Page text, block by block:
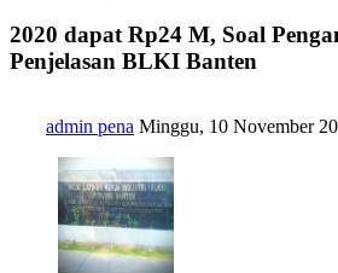
2020 dapat Rp24 M, Soal
Penjelasan BLKI Banten
admin pena Minggu, 10 November